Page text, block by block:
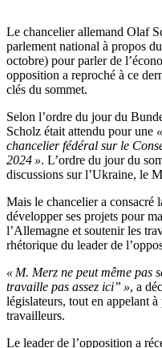
Le chancelier allemand Olaf
parlement national à propos
octobre) pour parler de
opposition a reproché à ce
clés du sommet.
Selon l’ordre du jour du
Scholz était attendu pour une
chancelier fédéral sur le
2024 ». L’ordre du jour du
discussions sur l’Ukraine, le
Mais le chancelier a consacré
développer ses projets pour
l’Allemagne et soutenir les
rhétorique du leader de
« M. Merz ne peut même pas
travaille pas assez ici” », a
législateurs, tout en appelant à
travailleurs.
Le leader de l’opposition a